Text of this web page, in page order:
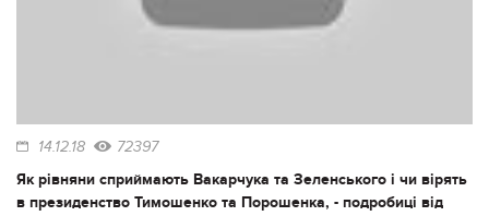
14.12.18 72397
Як рівняни сприймають Вакарчука та Зеленського і чи вірять
в президенство Тимошенко та Порошенка, - подробиці від